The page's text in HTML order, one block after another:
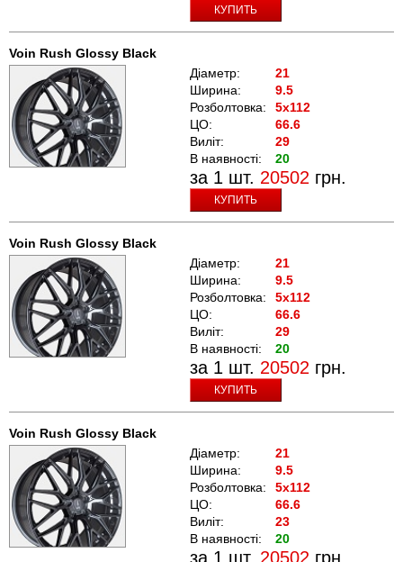
КУПИТЬ
Voin Rush Glossy Black
Діаметр:
21
Ширина:
9.5
Розболтовка:
5x112
ЦО:
66.6
Виліт:
29
В наявності:
20
за 1 шт. 20502 грн.
КУПИТЬ
Voin Rush Glossy Black
Діаметр:
21
Ширина:
9.5
Розболтовка:
5x112
ЦО:
66.6
Виліт:
29
В наявності:
20
за 1 шт. 20502 грн.
КУПИТЬ
Voin Rush Glossy Black
Діаметр:
21
Ширина:
9.5
Розболтовка:
5x112
ЦО:
66.6
Виліт:
23
В наявності:
20
за 1 шт. 20502 грн.